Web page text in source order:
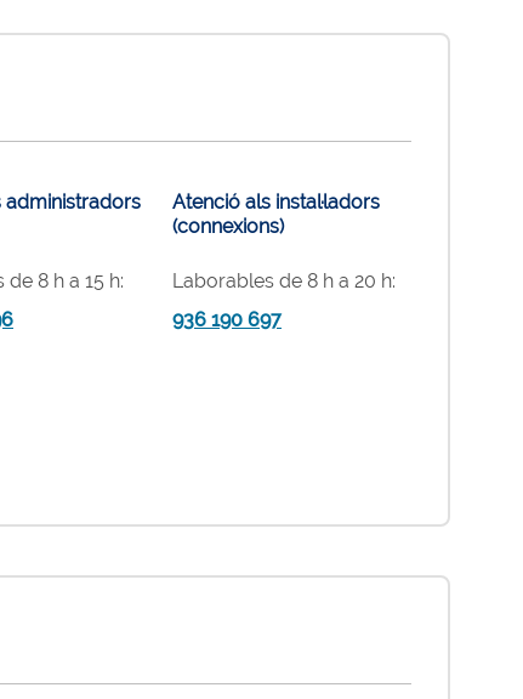
administradors
8 h a 15 h:
Atenció als instal·ladors
(connexions)
Laborables de 8 h a 20 h:
936 190 697